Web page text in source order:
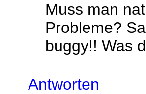
Muss man
Probleme?
buggy!! Was
Antworten